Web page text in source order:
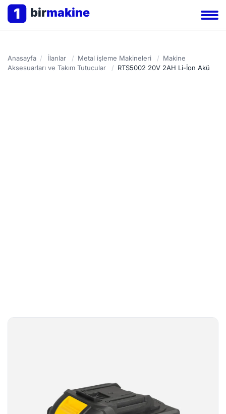
1 birmakine
Anasayfa / İlanlar / Metal işleme Makineleri / Makine
Aksesuarları ve Takım Tutucular
/ RTS5002 20V 2AH Li-İon Akü